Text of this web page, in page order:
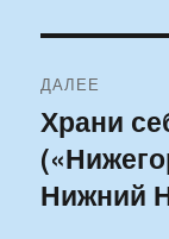
ДАЛЕЕ
Следующая
запись:
Храни
Нижний